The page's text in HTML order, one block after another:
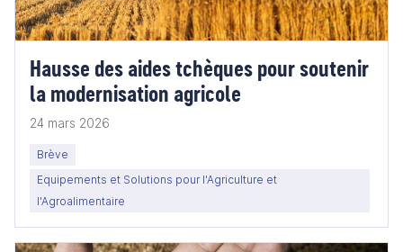
Hausse des aides tchèques pour soutenir
la modernisation agricole
24 mars 2026
Brève
Equipements et Solutions pour l'Agriculture et
l'Agroalimentaire